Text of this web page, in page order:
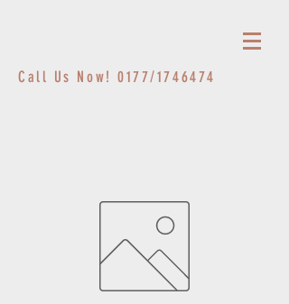
Call Us Now! 0177/1746474